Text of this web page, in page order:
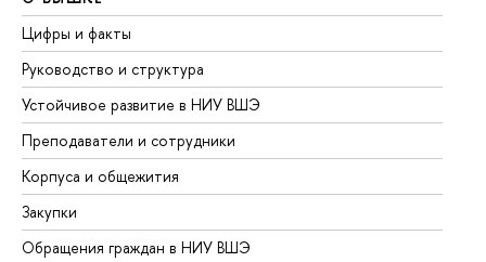
Цифры и факты
Руководство и структура
Устойчивое развитие в НИУ ВШЭ
Преподаватели и сотрудники
Корпуса и общежития
Закупки
Обращения граждан в НИУ ВШЭ